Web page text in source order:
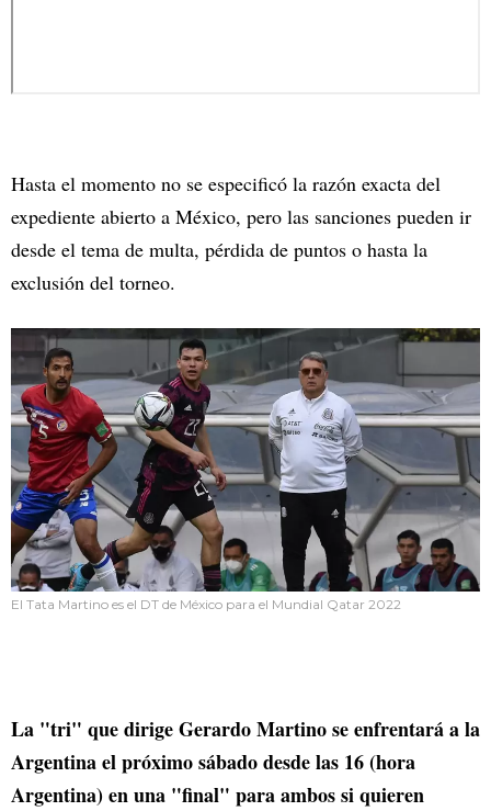
Hasta el momento no se especificó la razón exacta del
expediente abierto a México, pero las sanciones pueden ir
desde el tema de multa, pérdida de puntos o hasta la
exclusión del torneo.
El Tata Martino es el DT de México para el Mundial Qatar 2022
La "tri" que dirige Gerardo Martino se enfrentará a la
Argentina el próximo sábado desde las 16 (hora
Argentina) en una "final" para ambos si quieren